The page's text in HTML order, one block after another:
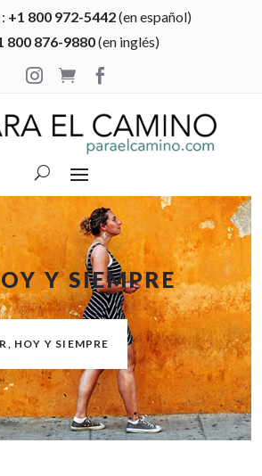
+1 800 972-5442(en español)
800 876-9880(en inglés)

 
Y SIEMPRE
HOY Y SIEMPRE